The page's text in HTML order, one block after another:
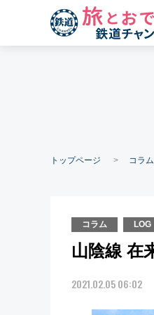
トップページ コラム
コラム LOG
山陰線 在
2021.02.05 06:02